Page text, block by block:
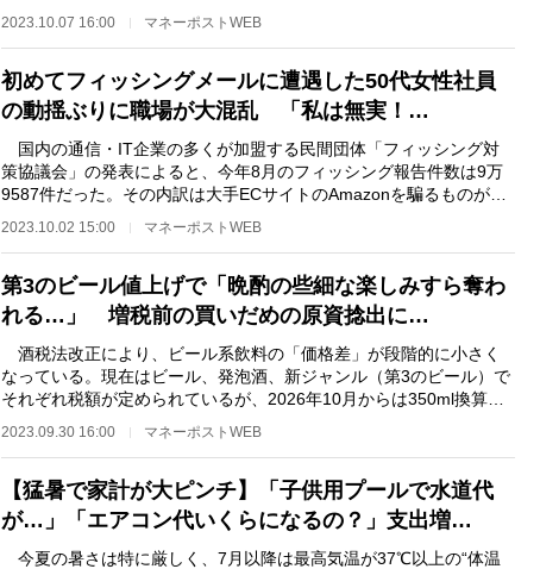
2023.10.07 16:00 マネーポストWEB
初めてフィッシングメールに遭遇した50代女性社員
の動揺ぶりに職場が大混乱 「私は無実！…
国内の通信・IT企業の多くが加盟する民間団体「フィッシング対
策協議会」の発表によると、今年8月のフィッシング報告件数は9万
9587件だった。その内訳は大手ECサイトのAmazonを騙るものが最
2023.10.02 15:00 マネーポストWEB
第3のビール値上げで「晩酌の些細な楽しみすら奪わ
れる…」 増税前の買いだめの原資捻出に…
酒税法改正により、ビール系飲料の「価格差」が段階的に小さく
なっている。現在はビール、発泡酒、新ジャンル（第3のビール）で
それぞれ税額が定められているが、2026年10月からは350ml換算で
2023.09.30 16:00 マネーポストWEB
【猛暑で家計が大ピンチ】「子供用プールで水道代
が…」「エアコン代いくらになるの？」支出増…
今夏の暑さは特に厳しく、7月以降は最高気温が37℃以上の“体温